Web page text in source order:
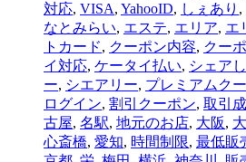
対応, VISA, YahooID, しぇあり ,
なとみらい, エステ, エリア, エ
トカード, クーポン内容, クー
イ対応, ケータイ払い, シェア
ー, シエアリー, プレミアムク
ログイン, 割引クーポン, 取引
古屋, 名駅, 地元のお店, 大阪,
心斎橋, 愛知, 時間制限, 最低販